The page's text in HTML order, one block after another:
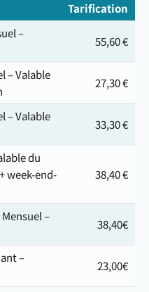
Tarification
–
55,60 €
– Valable
27,30 €
– Valable
33,30 €
du
week-end-
38,40 €
–
38,40€
–
23,00€